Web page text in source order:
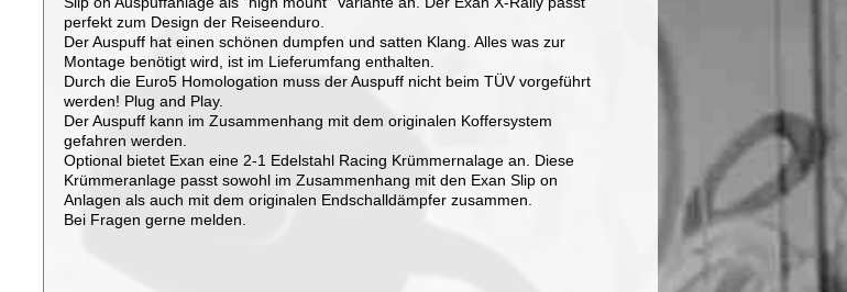
perfekt zum Design der Reiseenduro.
Der Auspuff hat einen schönen dumpfen und satten Klang. Alles was zur
Montage benötigt wird, ist im Lieferumfang enthalten.
Durch die Euro5 Homologation muss der Auspuff nicht beim TÜV vorgeführt
werden! Plug and Play.
Der Auspuff kann im Zusammenhang mit dem originalen Koffersystem
gefahren werden.
Optional bietet Exan eine 2-1 Edelstahl Racing Krümmernalage an. Diese
Krümmeranlage passt sowohl im Zusammenhang mit den Exan Slip on
Anlagen als auch mit dem originalen Endschalldämpfer zusammen.
Bei Fragen gerne melden.